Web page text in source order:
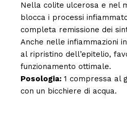
Nella colite ulcerosa e nel
blocca i processi
completa remissione dei
Anche nelle infiammazioni
al ripristino dell’epitelio,
funzionamento ottimale.
Posologia: 1 compressa al
con un bicchiere di acqua.